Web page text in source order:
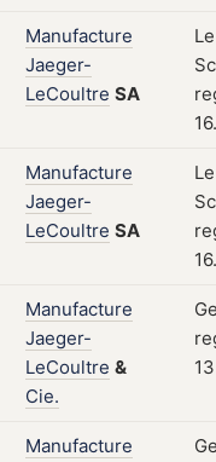
Manufacture
Jaeger-
LeCoultre SA
Manufacture
Jaeger-
LeCoultre SA
Manufacture
Jaeger-
LeCoultre &
Cie.
Manufacture